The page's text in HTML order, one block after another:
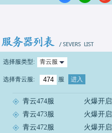
选择服类型: 青云服
选择青云服: 服 进入
火爆开启
青云474服
火爆开启
青云473服
火爆开启
青云472服